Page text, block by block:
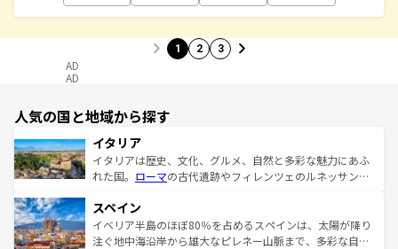
1 2 3
AD
AD
人気の国と地域から探す
イタリア
イタリアは歴史、文化、グルメ、自然と多彩な魅力にあふ
れた国。 ローマの古代遺跡やフィレンツェのルネッサンス
ろん、トスカーナの美しい田園風景やアマルフィ海岸の絶
景など、自然景観も見逃せない。観光の合間には、本場の
ピザやパスタなど、絶品のイタリア料理を堪能することも
スペイン
イベリア半島のほぼ80％を占めるスペインは、太陽が降り
注ぐ地中海沿岸から雄大なピレネー山脈まで、多彩な自然